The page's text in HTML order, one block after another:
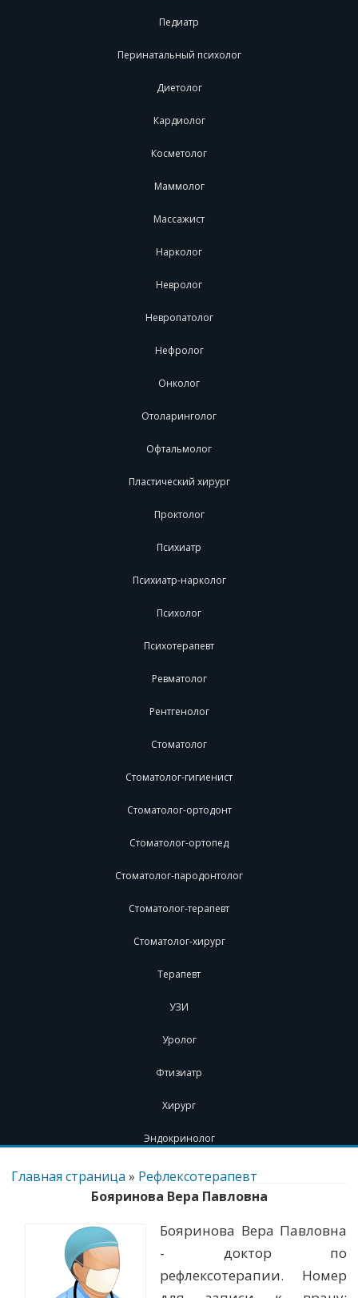
Педиатр
Перинатальный психолог
Диетолог
Кардиолог
Косметолог
Маммолог
Массажист
Нарколог
Невролог
Невропатолог
Нефролог
Онколог
Отоларинголог
Офтальмолог
Пластический хирург
Проктолог
Психиатр
Психиатр-нарколог
Психолог
Психотерапевт
Ревматолог
Рентгенолог
Стоматолог
Стоматолог-гигиенист
Стоматолог-ортодонт
Стоматолог-ортопед
Стоматолог-пародонтолог
Стоматолог-терапевт
Стоматолог-хирург
Терапевт
УЗИ
Уролог
Фтизиатр
Хирург
Эндокринолог
Перейти
содержимому
Главная страница » Рефлексотерапевт
Бояринова Вера Павловна
Бояринова Вера Павловна
- доктор по
рефлексотерапии. Номер